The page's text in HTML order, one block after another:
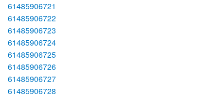
61485906721
61485906722
61485906723
61485906724
61485906725
61485906726
61485906727
61485906728